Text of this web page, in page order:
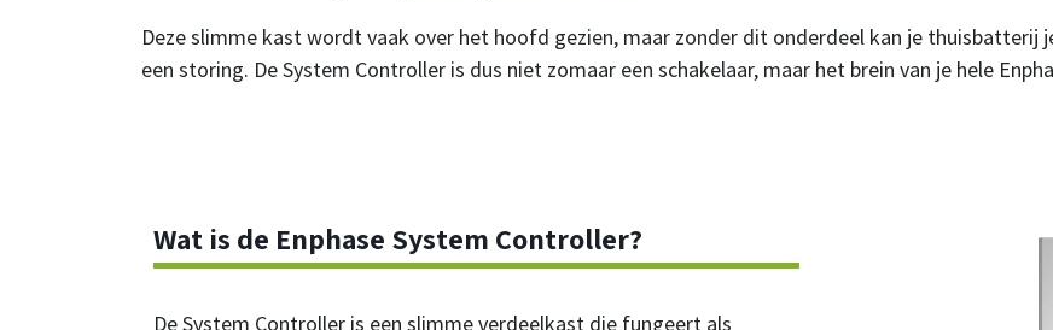
Deze slimme kast wordt vaak over het hoofd gezien, maar zonder dit onderdeel kan je thuisbatterij
een storing. De System Controller is dus niet zomaar een schakelaar, maar het brein van je hele
Wat is de Enphase System Controller?​
De System Controller is een slimme verdeelkast die fungeert als